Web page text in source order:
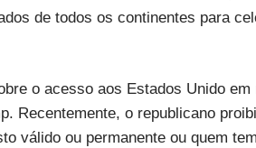
de todos os continentes para
o acesso aos Estados Unido em
Recentemente, o republicano
válido ou permanente ou quem